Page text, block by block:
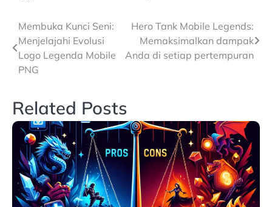
Post
navigation
Membuka Kunci Seni:
Menjelajahi Evolusi
Logo Legenda Mobile
PNG
Hero Tank Mobile Legends:
Memaksimalkan dampak
Anda di setiap pertempuran
Related Posts